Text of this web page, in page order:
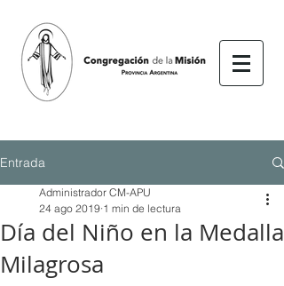
Entrada
Día del Niño en la Medalla
Milagrosa
Administrador CM-APU
24 ago 2019 1 min de lectura